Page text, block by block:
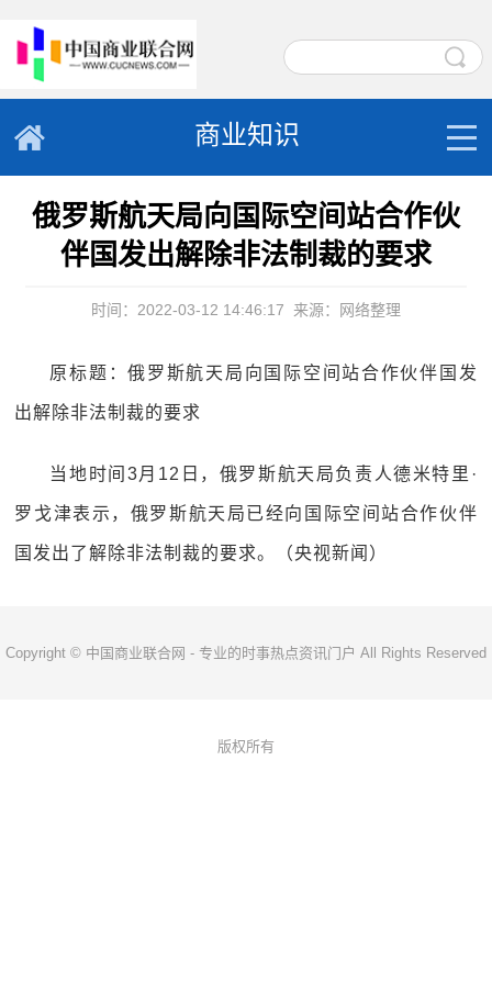
商业知识
俄罗斯航天局向国际空间站合作伙
伴国发出解除非法制裁的要求
时间：2022-03-12 14:46:17 来源：网络整理
原标题：俄罗斯航天局向国际空间站合作伙伴国发
出解除非法制裁的要求
当地时间3月12日，俄罗斯航天局负责人德米特里·
罗戈津表示，俄罗斯航天局已经向国际空间站合作伙伴
国发出了解除非法制裁的要求。（央视新闻）
Copyright © 中国商业联合网 - 专业的时事热点资讯门户 All Rights Reserved
版权所有